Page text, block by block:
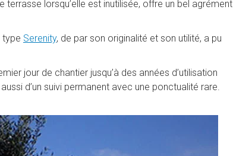
terrasse lorsqu’elle est inutilisée, offre un bel agrément
type Serenity, de par son originalité et son utilité, a pu
jour de chantier jusqu’à des années d’utilisation
d’un suivi permanent avec une ponctualité rare.